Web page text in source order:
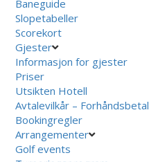
Baneguide
Slopetabeller
Scorekort
Gjester
Informasjon for gjester
Priser
Utsikten Hotell
Avtalevilkår –
Bookingregler
Arrangementer
Golf events